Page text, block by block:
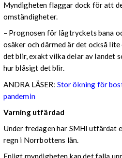
Myndigheten flaggar dock för att
omständigheter.
– Prognosen för lågtryckets bana
osäker och därmed är det också
det blir, exakt vilka delar av landet
hur blåsigt det blir.
ANDRA LÄSER: Stor ökning för
pandemin
Varning utfärdad
Under fredagen har SMHI
regn i Norrbottens län.
Enligt myndigheten kan det falla